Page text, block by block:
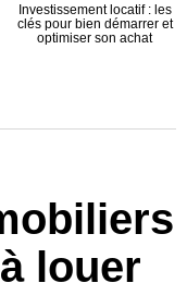
Investissement locatif : les
clés pour bien démarrer et
optimiser son achat
louer